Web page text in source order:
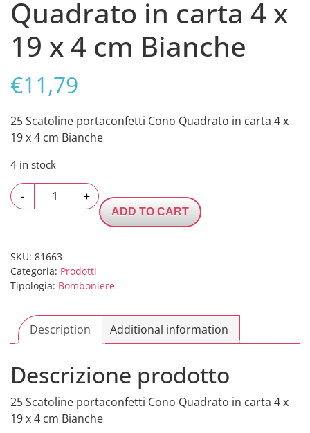
Quadrato in carta 4 x
19 x 4 cm Bianche
€11,79
25 Scatoline portaconfetti Cono Quadrato in carta 4 x
19 x 4 cm Bianche
4 in stock
-
Scatoline
portaconfetti
Quadrato
in
carta
x
4
Bianche
quantity
+
ADD TO CART
SKU: 81663
Categoria: Prodotti
Tipologia: Bomboniere
Description Additional information
Descrizione prodotto
25 Scatoline portaconfetti Cono Quadrato in carta 4 x
19 x 4 cm Bianche